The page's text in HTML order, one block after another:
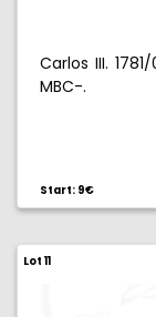
Carlos III.
MBC-.
Start: 9€
Lot 11